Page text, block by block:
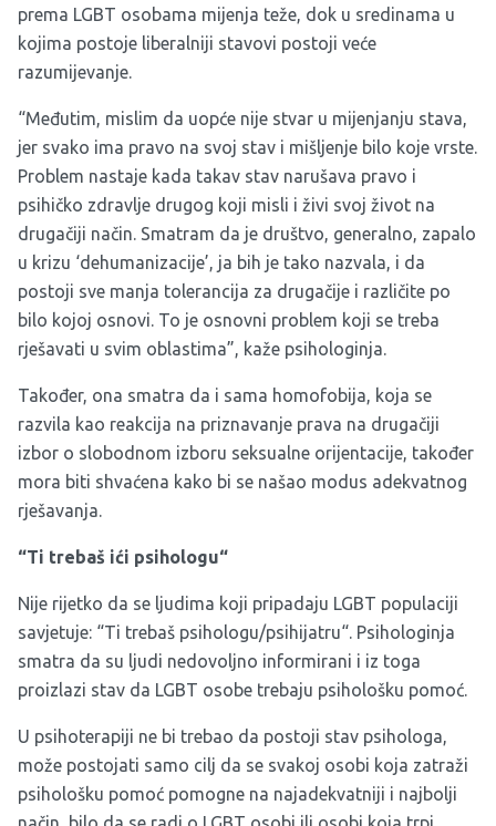
prema LGBT osobama mijenja teže, dok u sredinama u
kojima postoje liberalniji stavovi postoji veće
razumijevanje.
“Međutim, mislim da uopće nije stvar u mijenjanju stava,
jer svako ima pravo na svoj stav i mišljenje bilo koje vrste.
Problem nastaje kada takav stav narušava pravo i
psihičko zdravlje drugog koji misli i živi svoj život na
drugačiji način. Smatram da je društvo, generalno, zapalo
u krizu ‘dehumanizacije’, ja bih je tako nazvala, i da
postoji sve manja tolerancija za drugačije i različite po
bilo kojoj osnovi. To je osnovni problem koji se treba
rješavati u svim oblastima”, kaže psihologinja.
Također, ona smatra da i sama homofobija, koja se
razvila kao reakcija na priznavanje prava na drugačiji
izbor o slobodnom izboru seksualne orijentacije, također
mora biti shvaćena kako bi se našao modus adekvatnog
rješavanja.
“Ti trebaš ići psihologu“
Nije rijetko da se ljudima koji pripadaju LGBT populaciji
savjetuje: “Ti trebaš psihologu/psihijatru“. Psihologinja
smatra da su ljudi nedovoljno informirani i iz toga
proizlazi stav da LGBT osobe trebaju psihološku pomoć.
U psihoterapiji ne bi trebao da postoji stav psihologa,
može postojati samo cilj da se svakoj osobi koja zatraži
psihološku pomoć pomogne na najadekvatniji i najbolji